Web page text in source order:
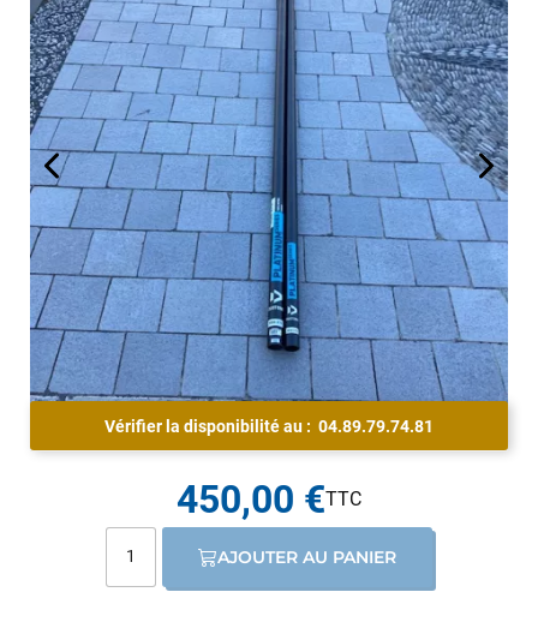
Vérifier la disponibilité au : 04.89.79.74.81
450,00 €
AJOUTER AU PANIER